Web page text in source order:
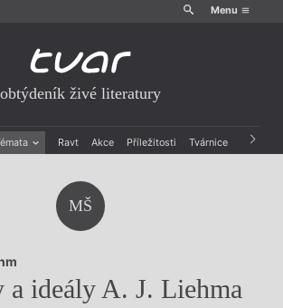
Menu
obtýdeník živé literatury
Ravt Akce Příležitosti Tvárnice Archiv
MŠ
a ideály A. J. Liehma